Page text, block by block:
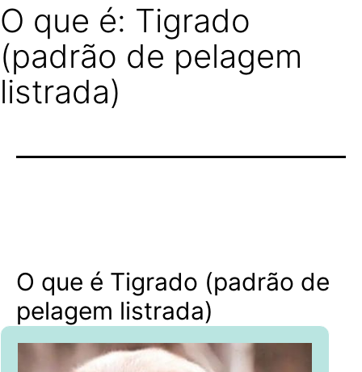
O que é: Tigrado
(padrão de pelagem
listrada)
O que é Tigrado (padrão de
pelagem listrada)